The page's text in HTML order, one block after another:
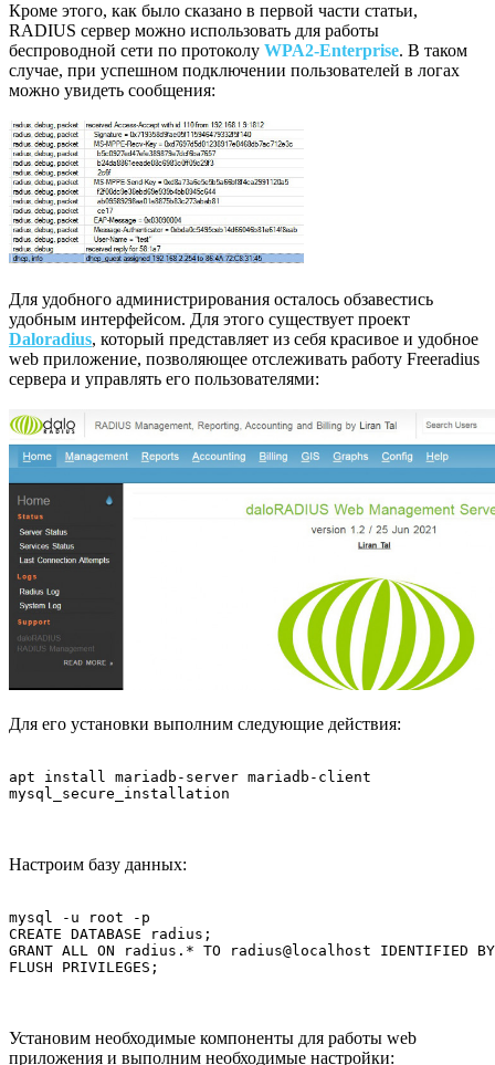
Кроме этого, как было сказано в первой части статьи,
RADIUS сервер можно использовать для работы
беспроводной сети по протоколу WPA2-Enterprise. В таком
случае, при успешном подключении пользователей в логах
можно увидеть сообщения:
Для удобного администрирования осталось обзавестись
удобным интерфейсом. Для этого существует проект
Daloradius, который представляет из себя красивое и удобное
web приложение, позволяющее отслеживать работу Freeradius
сервера и управлять его пользователями:
Для его установки выполним следующие действия:
apt install mariadb-server mariadb-client
mysql_secure_installation
Настроим базу данных:
mysql -u root -p
CREATE DATABASE radius;
GRANT ALL ON radius.* TO radius@localhost IDENTIFIED
FLUSH PRIVILEGES;
Установим необходимые компоненты для работы web
приложения и выполним необходимые настройки: